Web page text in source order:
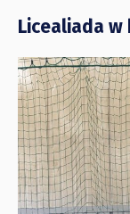
Licealiada w